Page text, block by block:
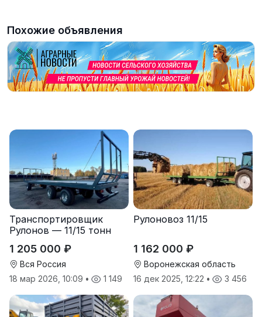
Похожие объявления
Транспортировщик
Рулонов — 11/15 тонн
1 205 000 ₽
Вся Россия
18 мар 2026, 10:09 • 1 149
Рулоновоз 11/15
1 162 000 ₽
Воронежская область
16 дек 2025, 12:22 • 3 456